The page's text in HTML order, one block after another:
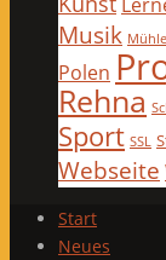
Musik
Polen
Rehna
Sport SSL
Webseite
Start
Neues